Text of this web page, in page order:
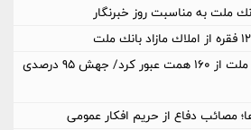
ملت به مناسبت روز خبرنگار
درآمدهای عملیاتی بانك ملت از 160 همت عبور كرد/ جهش 95 درصدی
مصائب دفاع از حریم افکار عمومی